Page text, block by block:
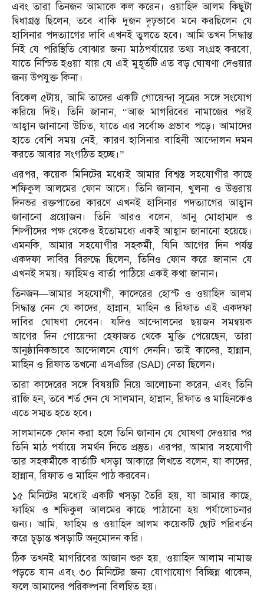
এবং তারা তিনজন আমাকে কল করেন। ওয়াহিদ আলম কিছুটা
দ্বিধাগ্রস্ত ছিলেন, তবে বাকি দুজন দৃঢ়ভাবে মনে করছিলেন যে
হাসিনার পদত্যাগের দাবি এখনই তুলতে হবে। আমি তখন সিদ্ধান্ত
নিই যে পরিস্থিতি বোঝার জন্য মাঠপর্যায়ের তথ্য সংগ্রহ করবো,
যাতে নিশ্চিত হওয়া যায় যে এই মুহূর্তটি এত বড় ঘোষণা দেওয়ার
জন্য উপযুক্ত কিনা।
বিকেল ৫টায়, আমি তাদের একটি গোয়েন্দা সূত্রের সঙ্গে সংযোগ
করিয়ে দিই। তিনি জানান, “আজ মাগরিবের নামাজের পরই
আহ্বান জানানো উচিত, যাতে এর সর্বোচ্চ প্রভাব পড়ে। আমাদের
হাতে বেশি সময় নেই, কারণ হাসিনার বাহিনী আন্দোলন দমন
করতে আবার সংগঠিত হচ্ছে।”
এরপর, কয়েক মিনিটের মধ্যেই আমার বিশ্বস্ত সহযোগীর কাছে
শফিকুল আলমের ফোন আসে। তিনি জানান, খুলনা ও উত্তরায়
দিনভর রক্তপাতের কারণে এখনই হাসিনার পদত্যাগের আহ্বান
জানানো প্রয়োজন। তিনি আরও বলেন, আনু মোহাম্মদ ও
শিল্পীদের পক্ষ থেকেও ইতোমধ্যে একই আহ্বান জানানো হয়েছে।
এমনকি, আমার সহযোগীর সহকর্মী, যিনি আগের দিন পর্যন্ত
একদফা দাবির বিরুদ্ধে ছিলেন, তিনিও ফোন করে জানান যে
এখনই সময়। ফাহিমও বার্তা পাঠিয়ে একই কথা জানান।
তিনজন—আমার সহযোগী, কাদেরের হোস্ট ও ওয়াহিদ আলম
সিদ্ধান্ত নেন যে কাদের, হান্নান, মাহিন ও রিফাত এই একদফা
দাবির ঘোষণা দেবেন। যদিও আন্দোলনের ছয়জন সমন্বয়ক
আগের দিন গোয়েন্দা হেফাজত থেকে মুক্তি পেয়েছেন, তারা
আনুষ্ঠানিকভাবে আন্দোলনে যোগ দেননি। তাই কাদের, হান্নান,
মাহিন ও রিফাত তখনো এসএডির (SAD) নেতা ছিলেন।
তারা কাদেরের সঙ্গে বিষয়টি নিয়ে আলোচনা করেন, এবং তিনি
রাজি হন, তবে শর্ত দেন যে সালমান, হান্নান, রিফাত ও মাহিনকেও
এতে সম্মত হতে হবে।
সালমানকে ফোন করা হলে তিনি জানান যে ঘোষণা দেওয়ার পর
তিনি মাঠ পর্যায়ে সমর্থন দিতে প্রস্তুত। এরপর, আমার সহযোগী
তার সহকর্মীকে বার্তাটি খসড়া আকারে লিখতে বলেন, যা কাদের,
হান্নান, রিফাত ও মাহিন পাঠ করবেন।
১৫ মিনিটের মধ্যেই একটি খসড়া তৈরি হয়, যা আমার কাছে,
ফাহিম ও শফিকুল আলমের কাছে পাঠানো হয় পর্যালোচনার
জন্য। আমি, ফাহিম ও ওয়াহিদ আলম কয়েকটি ছোট পরিবর্তন
করে চূড়ান্ত খসড়াটি অনুমোদন করি।
ঠিক তখনই মাগরিবের আজান শুরু হয়, ওয়াহিদ আলাম নামাজ
পড়তে যান এবং ৩০ মিনিটের জন্য যোগাযোগ বিচ্ছিন্ন থাকেন,
ফলে আমাদের পরিকল্পনা বিলম্বিত হয়।